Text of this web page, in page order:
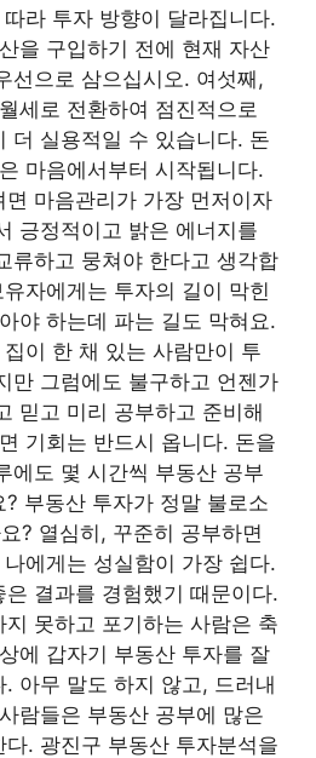
라 투자 방향이 달라집니다.
을 구입하기 전에 현재 자산
선으로 삼으십시오. 여섯째,
세로 전환하여 점진적으로
더 실용적일 수 있습니다. 돈
마음에서부터 시작됩니다.
마음관리가 가장 먼저이자
긍정적이고 밝은 에너지를
류하고 뭉쳐야 한다고 생각합
자에게는 투자의 길이 막힌
야 하는데 파는 길도 막혀요.
이 한 채 있는 사람만이 투
만 그럼에도 불구하고 언젠가
믿고 미리 공부하고 준비해
기회는 반드시 옵니다. 돈을
에도 몇 시간씩 부동산 공부
부동산 투자가 정말 불로소
? 열심히, 꾸준히 공부하면
에게는 성실함이 가장 쉽다.
결과를 경험했기 때문이다.
못하고 포기하는 사람은 축
에 갑자기 부동산 투자를 잘
아무 말도 하지 않고, 드러내
람들은 부동산 공부에 많은
. 광진구 부동산 투자분석을